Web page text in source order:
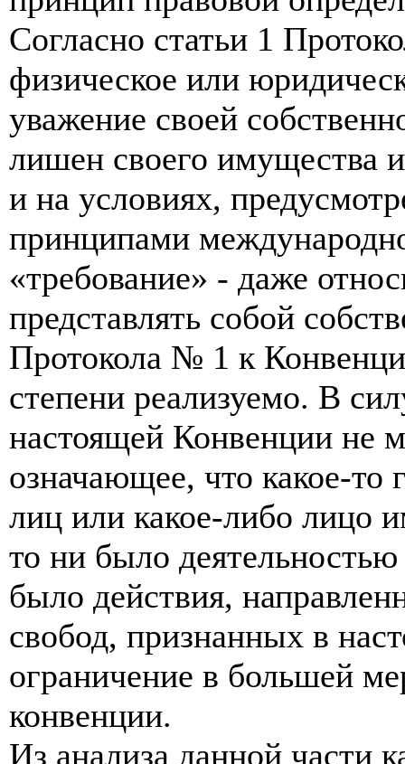
Согласно статьи 1
физическое или
уважение своей
лишен своего имущества
и на условиях,
принципами
«требование» - даже
представлять собой
Протокола № 1 к
степени реализуемо. В
настоящей Конвенции не
означающее, что какое-то
лиц или какое-либо лицо
то ни было
было действия,
свобод, признанных в
ограничение в большей
конвенции.
Из анализа данной части